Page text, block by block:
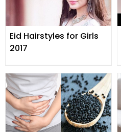
Eid Hairstyles for Girls
2017